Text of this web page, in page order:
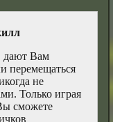
дают Вам
перемещаться
не
Только играя
сможете